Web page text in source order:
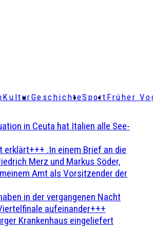
KulturGeschichteSport Früher
in Ceuta hat Italien alle See-
.In einem Brief an die
Merz und Markus Söder,
Amt als Vorsitzender der
in der vergangenen Nacht
aufeinander+++
Krankenhaus eingeliefert